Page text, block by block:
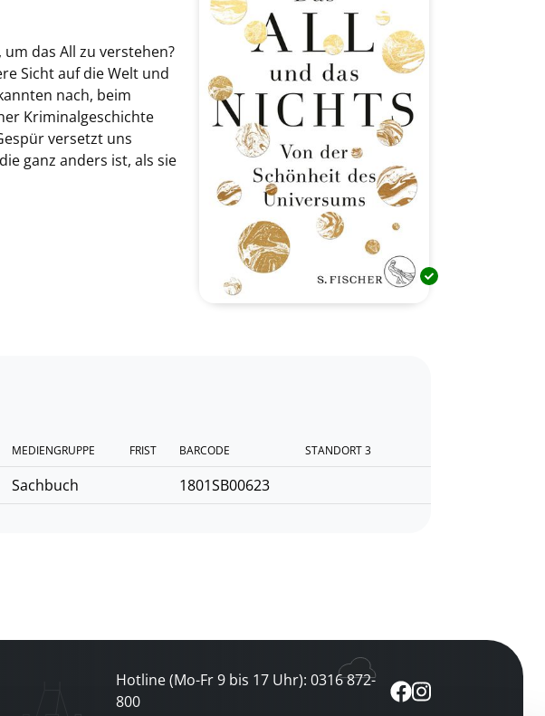
das All zu verstehen?
Sicht auf die Welt und
nach, beim
Kriminalgeschichte
versetzt uns
ganz anders ist, als sie
MEDIENGRUPPE FRIST BARCODE STANDORT 3
Sachbuch 1801SB00623
Hotline (Mo-Fr 9 bis 17 Uhr): 0316 872-
800